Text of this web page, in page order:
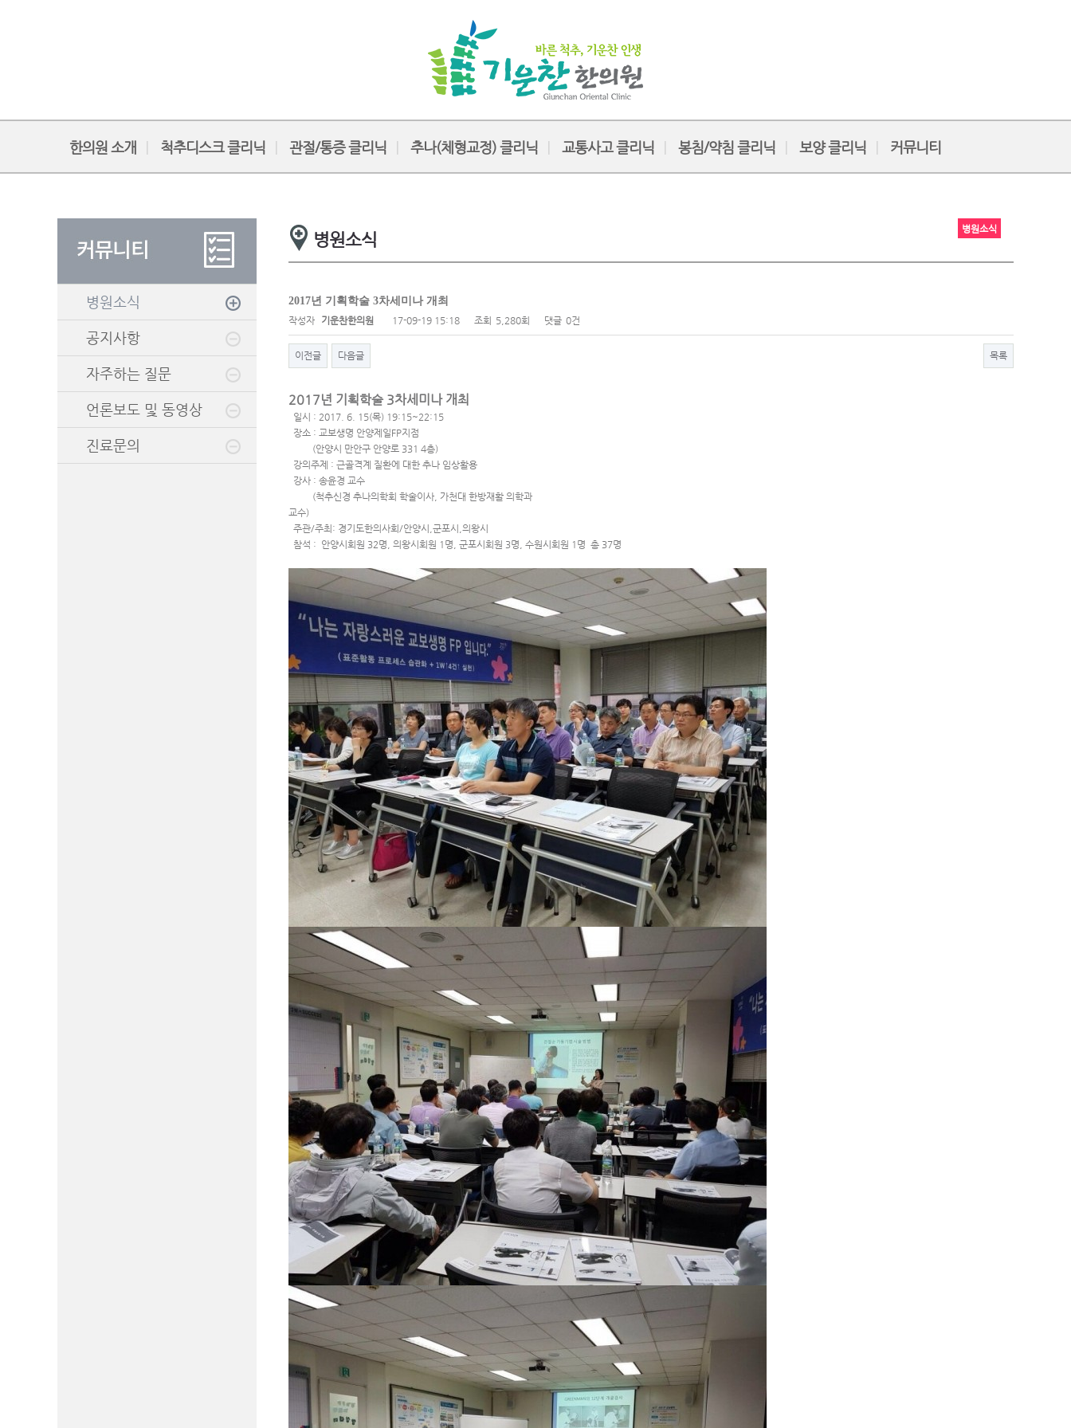
한의원 소개 척추디스크 클리닉 관절/통증 클리닉 추나(체형교정) 클리닉 교통사고 클리닉 봉침/약침 클리닉 보양 클리닉 커뮤니티
병원소식
공지사항
자주하는 질문
언론보도 및 동영상
진료문의
병원소식
병원소식
2017년 기획학술 3차세미나 개최
작성자 기운찬한의원 17-09-19 15:18 조회 5,280회 댓글 0건
이전글 다음글 목록
2017년 기획학술 3차세미나 개최
일시 : 2017. 6. 15(목) 19:15~22:15
장소 : 교보생명 안양제일FP지점
(안양시 만안구 안양로 331 4층)
강의주제 : 근골격계 질환에 대한 추나 임상활용
강사 : 송윤경 교수
(척추신경 추나의학회 학술이사, 가천대 한방재활 의학과
교수)
주관/주최: 경기도한의사회/안양시,군포시,의왕시
참석 : 안양시회원 32명, 의왕시회원 1명, 군포시회원 3명, 수원시회원 1명 총 37명